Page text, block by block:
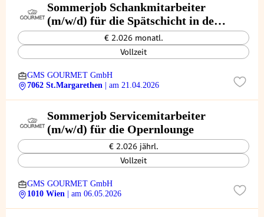
Sommerjob Schankmitarbeiter
(m/w/d) für die Spätschicht in der
Opernlounge€ 2.026 monatl.
Vollzeit
GMS GOURMET GmbH
7062 St.Margarethen
| am 21.04.2026
Sommerjob Servicemitarbeiter
(m/w/d) für die Opernlounge
€ 2.026 jährl.
Vollzeit
GMS GOURMET GmbH
1010 Wien
| am 06.05.2026